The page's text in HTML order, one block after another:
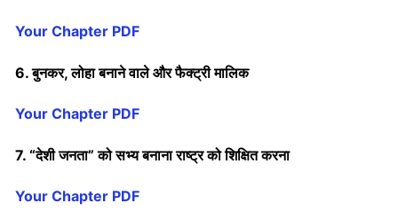
Your Chapter PDF
6. बुनकर, लोहा बनाने वाले और फैक्ट्री मालिक
Your Chapter PDF
7. “देशी जनता” को सभ्य बनाना राष्ट्र को शिक्षित करना
Your Chapter PDF